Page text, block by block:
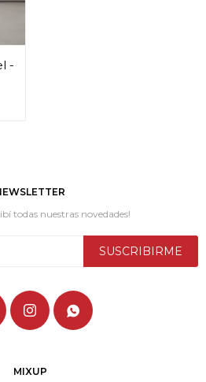
-
MIXUP
todas nuestras novedades!
SUSCRIBIRME
 